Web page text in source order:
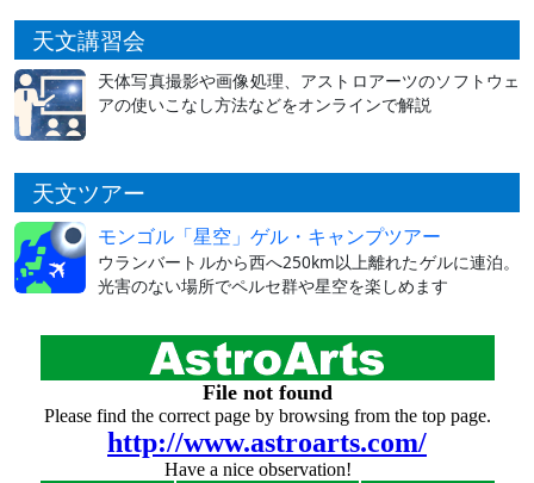
天文講習会
天体写真撮影や画像処理、アストロアーツのソフトウェ
アの使いこなし方法などをオンラインで解説
天文ツアー
モンゴル「星空」ゲル・キャンプツアー
ウランバートルから西へ250km以上離れたゲルに連泊。
光害のない場所でペルセ群や星空を楽しめます